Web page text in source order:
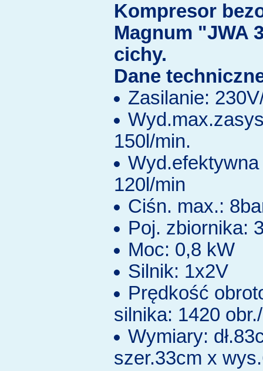
Kompresor
Magnum "JWA
cichy.
Dane
Zasilanie:
150l/min.
120l/min
Ciśn. max.:
Poj. zbiornika:
Moc: 0,8 kW
Silnik: 1x2V
Prędkość
silnika: 1420
Wymiary:
szer.33cm x